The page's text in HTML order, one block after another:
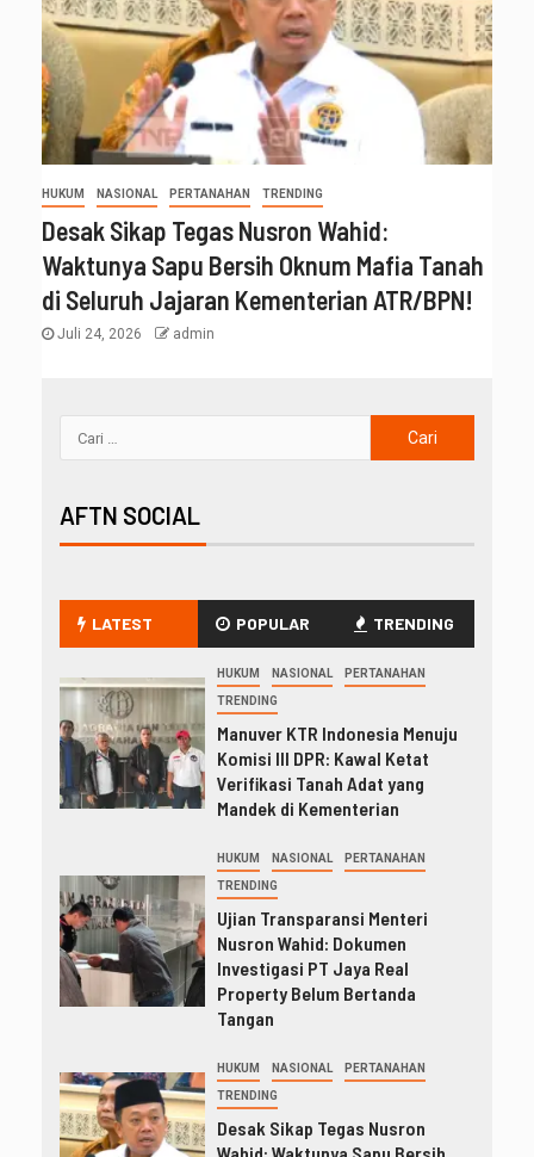
HUKUM NASIONAL PERTANAHAN TRENDING
Desak Sikap Tegas Nusron Wahid:
Waktunya Sapu Bersih Oknum Mafia Tanah
di Seluruh Jajaran Kementerian ATR/BPN!
Juli 24, 2026 admin
AFTN SOCIAL
LATEST POPULAR TRENDING
HUKUM NASIONAL PERTANAHAN
TRENDING
Manuver KTR Indonesia Menuju
Komisi III DPR: Kawal Ketat
Verifikasi Tanah Adat yang
Mandek di Kementerian
HUKUM NASIONAL PERTANAHAN
TRENDING
Ujian Transparansi Menteri
Nusron Wahid: Dokumen
Investigasi PT Jaya Real
Property Belum Bertanda
Tangan
HUKUM NASIONAL PERTANAHAN
TRENDING
Desak Sikap Tegas Nusron